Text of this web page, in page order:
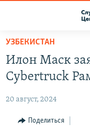
Вернуться
основному
содержанию
Вернутся
навигации
ПОДПИСКА
КОНТАКТЫ
RFE/RL ДИРЕКТ
НАСТОЯЩЕЕ ВРЕМЯ
УЗБЕКИСТАН
Илон Маск
Cybertruck
20 август, 2024
Поделиться